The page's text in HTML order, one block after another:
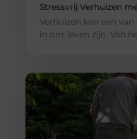
Stressvrij Verhuizen
Verhuizen kan een
in ons leven zijn. Van